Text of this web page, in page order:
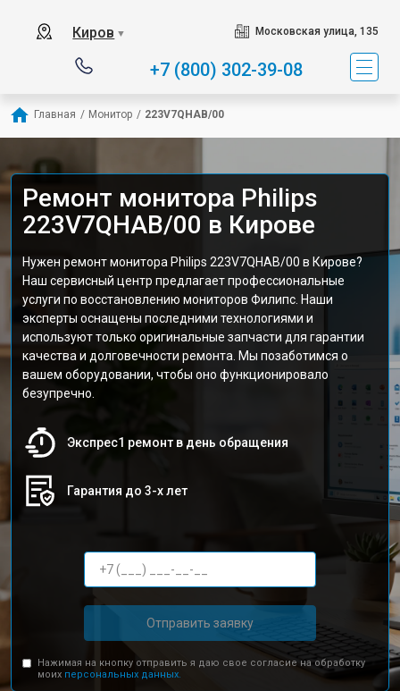
Киров ▼ Московская улица, 135
+7 (800) 302-39-08
Главная / Монитор / 223V7QHAB/00
Ремонт монитора Philips
223V7QHAB/00 в Кирове
Нужен ремонт монитора Philips 223V7QHAB/00 в Кирове?
Наш сервисный центр предлагает профессиональные
услуги по восстановлению мониторов Филипс. Наши
эксперты оснащены последними технологиями и
используют только оригинальные запчасти для гарантии
качества и долговечности ремонта. Мы позаботимся о
вашем оборудовании, чтобы оно функционировало
безупречно.
Экспрес1 ремонт в день обращения
Гарантия до 3-х лет
Отправить заявку
Нажимая на кнопку отправить я даю свое согласие на обработку
моих персональных данных.